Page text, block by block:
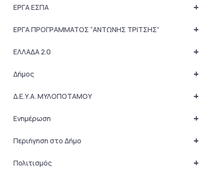
+
ΕΡΓΑ ΕΣΠΑ
+
ΕΡΓΑ ΠΡΟΓΡΑΜΜΑΤΟΣ “ΑΝΤΩΝΗΣ ΤΡΙΤΣΗΣ”
+
ΕΛΛΑΔΑ 2.0
+
Δήμος
+
Δ.Ε.Υ.Α. ΜΥΛΟΠΟΤΑΜΟΥ
+
Ενημέρωση
+
Περιήγηση στο Δήμο
+
Πολιτισμός